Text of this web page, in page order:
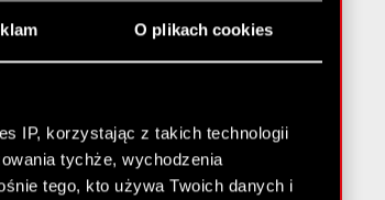
O plikach cookies
IP, korzystając z takich technologii
tychże, wychodzenia
tego, kto używa Twoich danych i